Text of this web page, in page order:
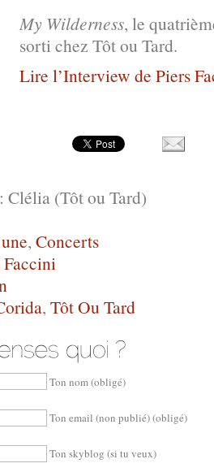
My Wilderness, le
sorti chez Tôt ou Tard.
Lire l’Interview de Piers
Clélia (Tôt ou Tard)
, Concerts
Faccini
, Tôt Ou Tard
Ton nom (obligé)
Ton email (non publié) (obligé)
Ton skyblog (si tu veux)